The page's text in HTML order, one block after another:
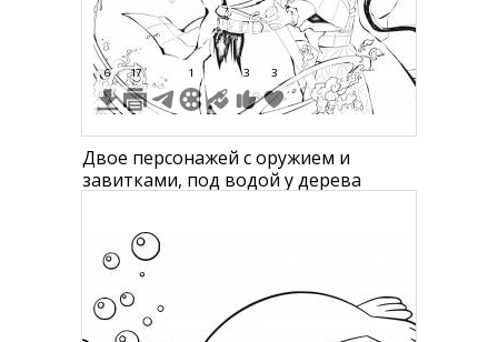
6 17 1 3 3
Двое персонажей с оружием и
завитками, под водой у дерева